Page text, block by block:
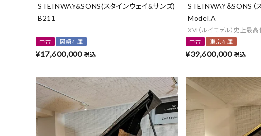
STEINWAY&SONS(スタインウェイ&サンズ)
B211
中古 岡崎在庫
¥17,600,000 税込
STEINWAY＆SONS（ス
Model.A
XVI（ルイモデル）史上最
中古 東京在庫
¥39,600,000 税込